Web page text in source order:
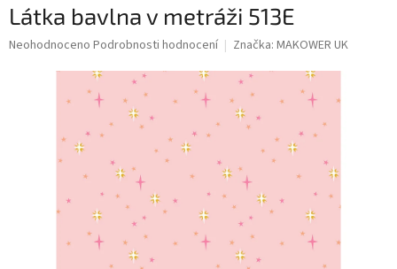
Látka bavlna v metráži 513E
Průměrné
hvězdiček.
Neohodnoceno Podrobnosti hodnocení Značka: MAKOWER UK